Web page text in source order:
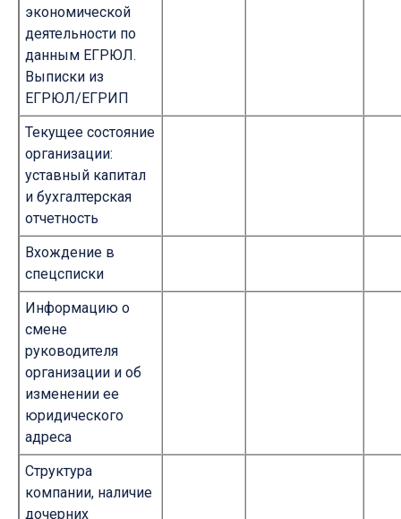
экономической
деятельности по
данным ЕГРЮЛ.
Выписки из
ЕГРЮЛ/ЕГРИП
Текущее состояние
организации:
уставный капитал
и бухгалтерская
отчетность
Вхождение в
спецсписки
Информацию о
смене
руководителя
организации и об
изменении ее
юридического
адреса
Структура
компании, наличие
дочерних